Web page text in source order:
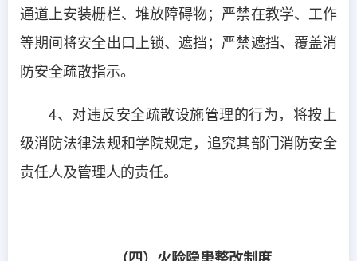
通道上安装栅栏、堆放障碍物；严禁在教学、工作
等期间将安全出口上锁、遮挡；严禁遮挡、覆盖消
防安全疏散指示。
4、对违反安全疏散设施管理的行为，将按上
级消防法律法规和学院规定，追究其部门消防安全
责任人及管理人的责任。